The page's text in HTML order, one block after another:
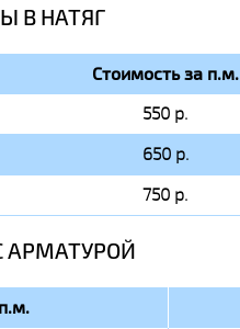
В НАТЯГ
Стоимость за п.м.
550 р.
650 р.
750 р.
АРМАТУРОЙ